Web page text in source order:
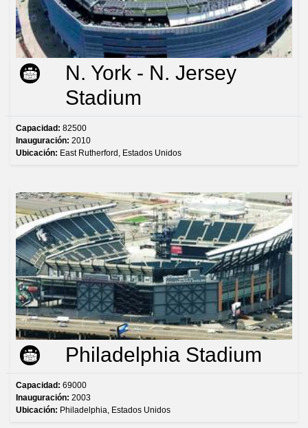
N. York - N. Jersey
Stadium
Capacidad: 82500
Inauguración: 2010
Ubicación: East Rutherford, Estados Unidos
Philadelphia Stadium
Capacidad: 69000
Inauguración: 2003
Ubicación: Philadelphia, Estados Unidos